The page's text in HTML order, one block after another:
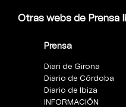
Otras webs de Prensa
Prensa
Diari de Girona
Diario de Córdoba
Diario de Ibiza
INFORMACIÓN